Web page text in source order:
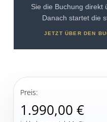
Sie die Buchung direkt
Danach startet die
JETZT ÜBER DEN
Preis:
1.990,00 €